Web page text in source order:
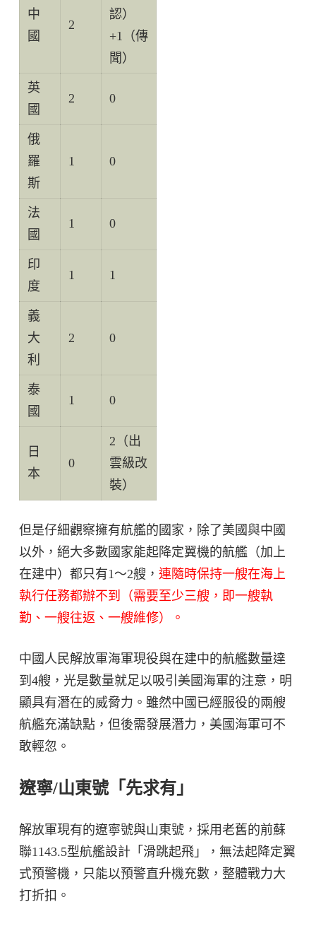
中
國
2
認）
+1（傳
聞）
英
國
2 0
俄
羅
斯
1 0
法
國
1 0
印
度
1 1
義
大
利
2 0
泰
國
1 0
日
本
0
2（出
雲級改
裝）
但是仔細觀察擁有航艦的國家，除了美國與中國
以外，絕大多數國家能起降定翼機的航艦（加上
在建中）都只有1～2艘， 連隨時保持一艘在海上
執行任務都辦不到（需要至少三艘，即一艘執
勤、一艘往返、一艘維修）。
中國人民解放軍海軍現役與在建中的航艦數量達
到4艘，光是數量就足以吸引美國海軍的注意，明
顯具有潛在的威脅力。雖然中國已經服役的兩艘
航艦充滿缺點，但後需發展潛力，美國海軍可不
敢輕忽。
遼寧/山東號「先求有」
解放軍現有的遼寧號與山東號，採用老舊的前蘇
聯1143.5型航艦設計「滑跳起飛」，無法起降定翼
式預警機，只能以預警直升機充數，整體戰力大
打折扣。